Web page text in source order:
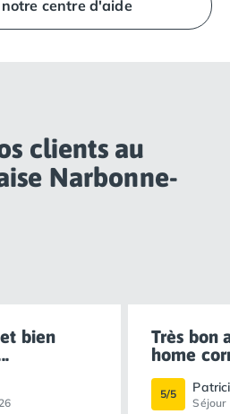
Homair. Les équipes
vous accueillir « chez vous,
centre d'aide
clients au
Narbonne-
bien
Très bon
home
5/5
Séjour